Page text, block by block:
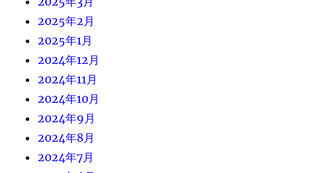
2025年2月
2025年1月
2024年12月
2024年11月
2024年10月
2024年9月
2024年8月
2024年7月